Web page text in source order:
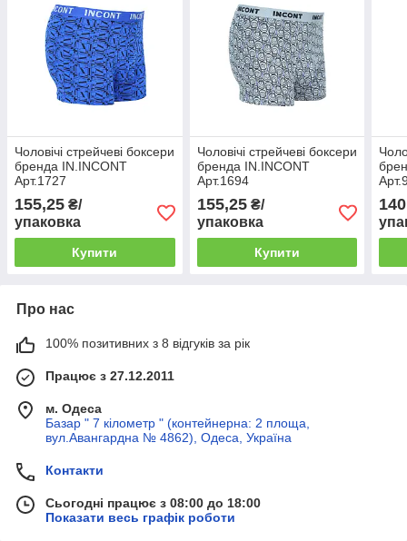
Чоловічі стрейчеві боксери
бренда IN.INCONT
Арт.1727
155,25 ₴/
упаковка
Купити
Чоловічі стрейчеві боксери
бренда IN.INCONT
Арт.1694
155,25₴/
упаковка
Купити
Про нас
100% позитивних з 8 відгуків за рік
Працює з 27.12.2011
м. Одеса
Базар " 7 кілометр " (контейнерна: 2 площа,
вул.Авангардна № 4862), Одеса, Україна
Контакти
Сьогодні працює з 08:00 до 18:00
Показати весь графік роботи